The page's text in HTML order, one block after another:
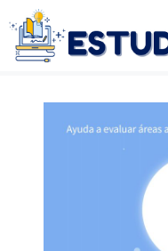
Saltar
al
contenido